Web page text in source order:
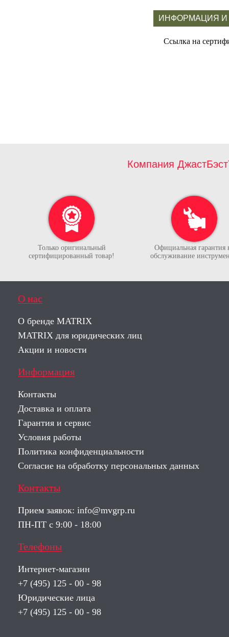
ИНФОРМАЦИЯ И
Ссылка на
Компания
Только оригинальный
сертифицированный товар!
Официальная гарантия
обслуживание
О нас
О бренде MATRIX
MATRIX для юридических лиц
Акции и новости
Информация
Контакты
Доставка и оплата
Гарантия и сервис
Условия работы
Политика конфиденциальности
Согласие на обработку персональных данных
Контакты
Прием заявок: info@mvgrp.ru
ПН-ПТ с 9:00 - 18:00
Телефоны
Интернет-магазин
+7 (495) 125 - 00 - 98
Юридические лица
+7 (495) 125 - 00 - 98